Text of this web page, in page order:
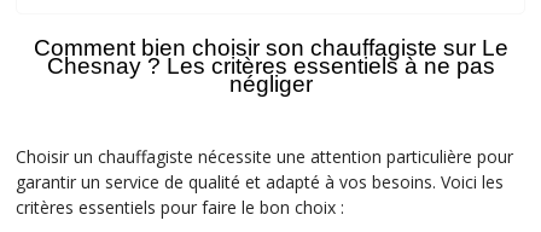
Comment bien choisir son chauffagiste sur Le
Chesnay ? Les critères essentiels à ne pas
négliger
Choisir un chauffagiste nécessite une attention particulière pour
garantir un service de qualité et adapté à vos besoins. Voici les
critères essentiels pour faire le bon choix :